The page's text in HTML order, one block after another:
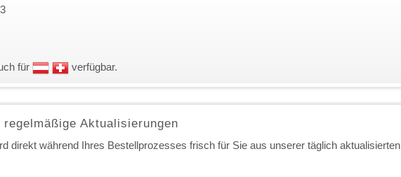
für verfügbar.
Aktualisierungen
direkt während Ihres Bestellprozesses frisch für Sie aus unserer täglich aktualisierten